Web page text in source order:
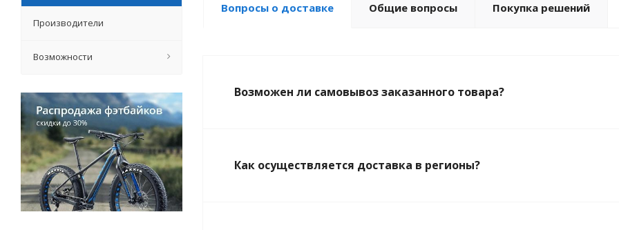
Вопросы о доставке Общие вопросы Покупка решений
Возможен ли самовывоз заказанного товара?
Как осуществляется доставка в регионы?
Производители
Возможности